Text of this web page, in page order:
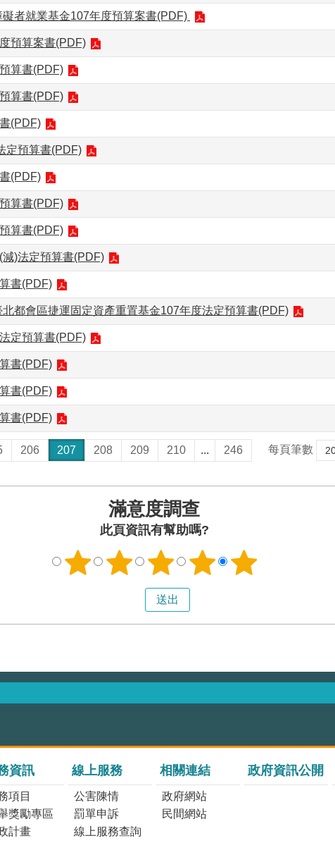
者就業基金107年度預算案書(PDF)
預算案書(PDF)
算書(PDF)
算書(PDF)
(PDF)
定預算書(PDF)
(PDF)
算書(PDF)
算書(PDF)
)法定預算書(PDF)
書(PDF)
都會區捷運固定資產重置基金107年度法定預算書(PDF)
定預算書(PDF)
書(PDF)
書(PDF)
書(PDF)
206 207 208 209 210 ... 246 每頁筆數
滿意度調查
此頁資訊有幫助嗎?
資訊
項目
獎勵專區
計畫
線上服務
公害陳情
罰單申訴
線上服務查詢
相關連結
政府網站
民間網站
政府資訊公開